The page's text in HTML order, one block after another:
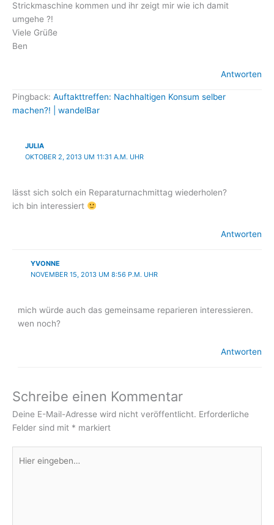
Strickmaschine kommen und ihr zeigt mir wie ich damit
umgehe ?!
Viele Grüße
Ben
Antworten
Pingback: Auftakttreffen: Nachhaltigen Konsum selber
machen?! | wandelBar
JULIA
OKTOBER 2, 2013 UM 11:31 A.M. UHR
lässt sich solch ein Reparaturnachmittag wiederholen?
ich bin interessiert
Antworten
YVONNE
NOVEMBER 15, 2013 UM 8:56 P.M. UHR
mich würde auch das gemeinsame reparieren interessieren.
wen noch?
Antworten
Schreibe einen Kommentar
Deine E-Mail-Adresse wird nicht veröffentlicht. Erforderliche
Felder sind mit * markiert
eingeben…